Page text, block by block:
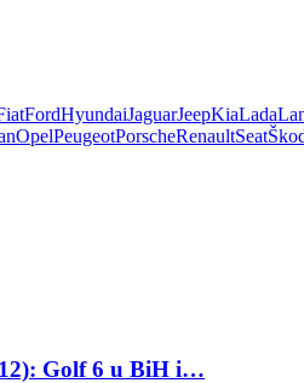
FordHyundaiJaguarJeepKiaLada
OpelPeugeotPorscheRenaultSeat
Golf 6 u BiH i…